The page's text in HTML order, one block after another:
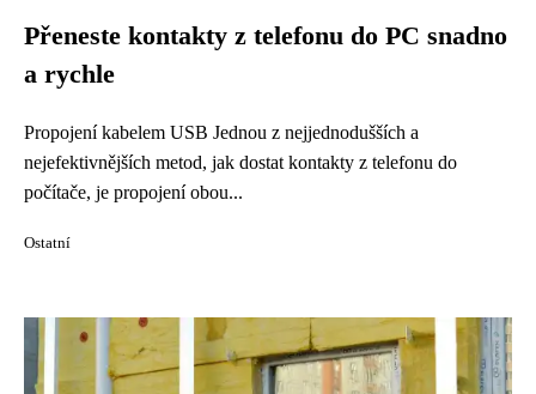
Přeneste kontakty z telefonu do PC snadno
a rychle
Propojení kabelem USB Jednou z nejjednodušších a
nejefektivnějších metod, jak dostat kontakty z telefonu do
počítače, je propojení obou...
Ostatní